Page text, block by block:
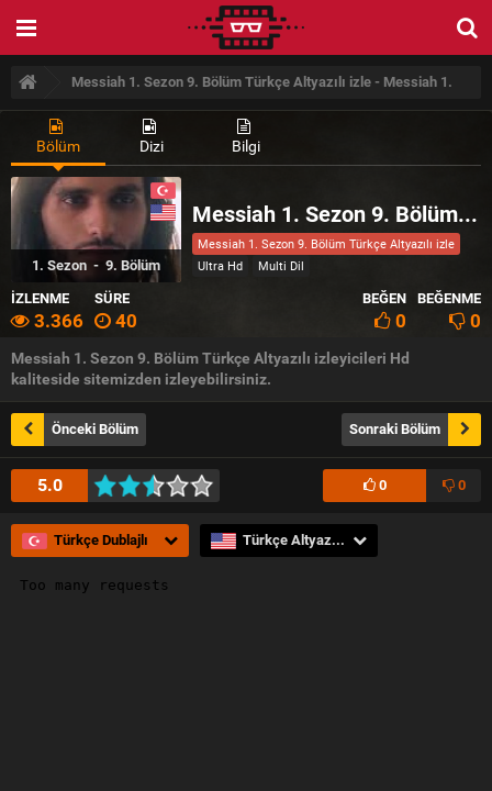
Messiah 1. Sezon 9. Bölüm Türkçe Altyazılı izle - Messiah 1.
Sezon 9. Bölüm Türkçe Altyazılı izle
Bölüm Dizi Bilgi
1 . Sezon - 9. Bölüm
Messiah 1. Sezon 9. Bölüm Türkçe Altyazılı izle
Messiah 1. Sezon 9. Bölüm Türkçe Altyazılı izle
Ultra Hd
Multi Dil
İZLENME
3.366
SÜRE
40
BEĞENME
0
BEĞEN
0
Messiah 1. Sezon 9. Bölüm Türkçe Altyazılı izleyicileri Hd
kaliteside sitemizden izleyebilirsiniz.
Önceki Bölüm Sonraki Bölüm
0 0
5.0
Türkçe Dublajlı Türkçe Altyazılı